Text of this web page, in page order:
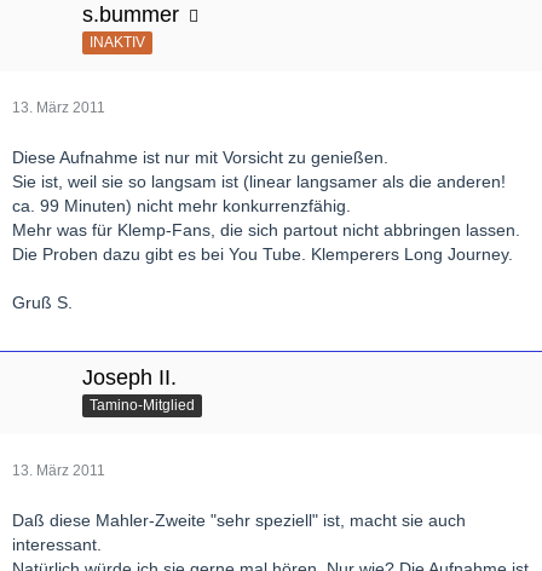
s.bummer
INAKTIV
13. März 2011
Diese Aufnahme ist nur mit Vorsicht zu genießen.
Sie ist, weil sie so langsam ist (linear langsamer als die anderen!
ca. 99 Minuten) nicht mehr konkurrenzfähig.
Mehr was für Klemp-Fans, die sich partout nicht abbringen lassen.
Die Proben dazu gibt es bei You Tube. Klemperers Long Journey.
Gruß S.
Joseph II.
Tamino-Mitglied
13. März 2011
Daß diese Mahler-Zweite "sehr speziell" ist, macht sie auch
interessant.